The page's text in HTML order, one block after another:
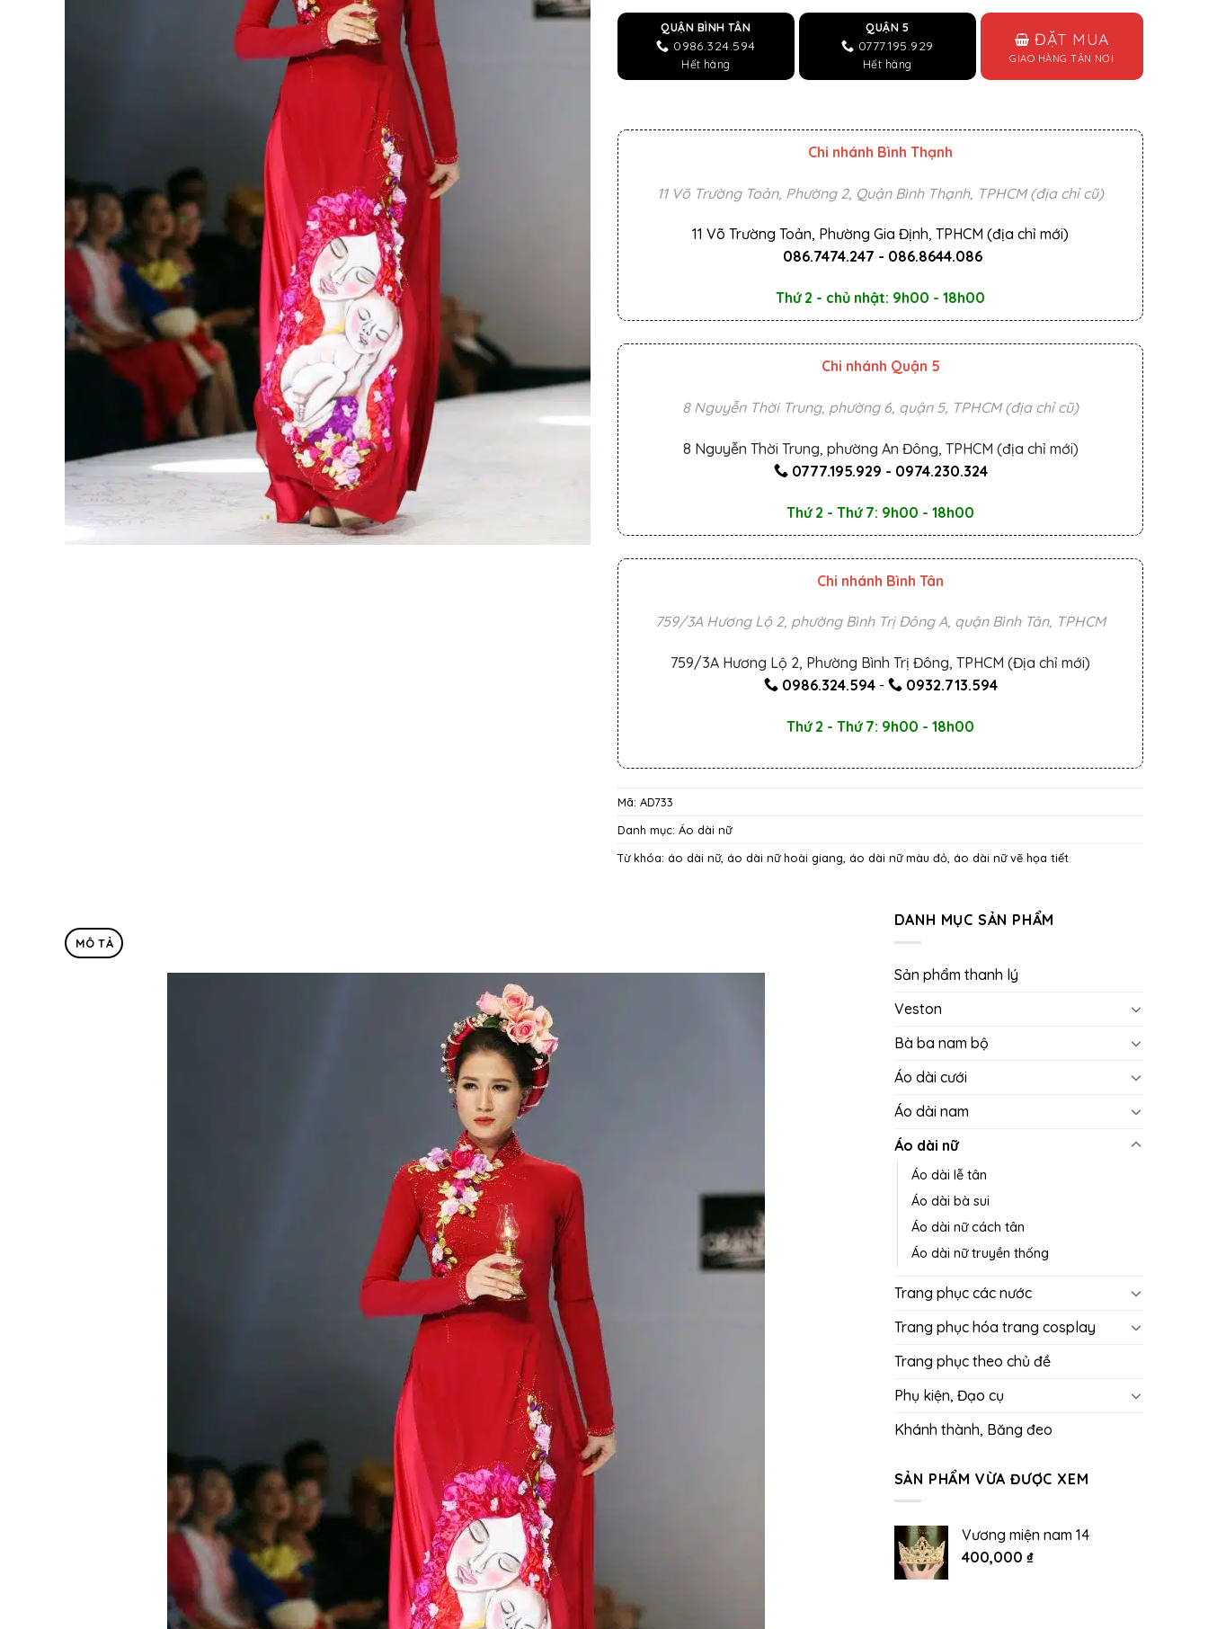
QUẬN BÌNH TÂN
0986.324.594
Hết hàng
QUẬN 5
0777.195.929
Hết hàng
ĐẶT MUA
GIAO HÀNG TẬN NƠI
Chi nhánh Bình Thạnh
11 Võ Trường Toản, Phường 2, Quận Bình Thạnh, TPHCM (địa chỉ cũ)
11 Võ Trường Toản, Phường Gia Định, TPHCM (địa chỉ mới)
086.7474.247 - 086.8644.086
Thứ 2 - chủ nhật: 9h00 - 18h00
Chi nhánh Quận 5
8 Nguyễn Thời Trung, phường 6, quận 5, TPHCM (địa chỉ cũ)
8 Nguyễn Thời Trung, phường An Đông, TPHCM (địa chỉ mới)
0777.195.929 - 0974.230.324
Thứ 2 - Thứ 7: 9h00 - 18h00
Chi nhánh Bình Tân
759/3A Hương Lộ 2, phường Bình Trị Đông A, quận Bình Tân, TPHCM
759/3A Hương Lộ 2, Phường Bình Trị Đông, TPHCM (Địa chỉ mới)
0986.324.594- 0932.713.594
Thứ 2 - Thứ 7: 9h00 - 18h00
Mã: AD733
Danh mục: Áo dài nữ
Từ khóa: áo dài nữ, áo dài nữ hoài giang áo dài nữ màu đỏ áo dài nữ vẽ họa tiết
MÔ TẢ
DANH MỤC SẢN PHẨM
Sản phẩm thanh lý
Veston
Bà ba nam bộ
Áo dài cưới
Áo dài nam
Áo dài nữ
Áo dài lễ tân
Áo dài bà sui
Áo dài nữ cách tân
Áo dài nữ truyền thống
Trang phục các nước
Trang phục hóa trang cosplay
Trang phục theo chủ đề
Phụ kiện, Đạo cụ
Khánh thành, Băng đeo
SẢN PHẨM VỪA ĐƯỢC XEM
Vương miện nam 14
400,000 ₫